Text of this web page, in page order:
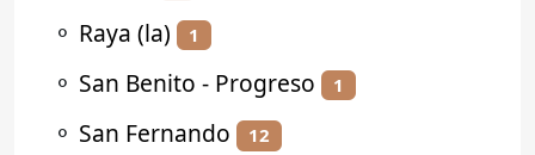
⚬ Raya (la) 1
⚬ San Benito - Progreso 1
⚬ San Fernando 12